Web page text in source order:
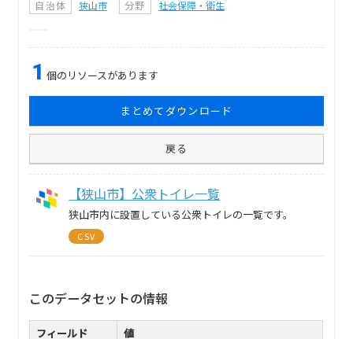
自治体 狭山市 分野 社会保障・衛生
1 個のリソースがあります
まとめてダウンロード
戻る
【狭山市】公衆トイレ一覧
狭山市内に設置している公衆トイレの一覧です。
CSV
このデータセットの情報
フィールド
値